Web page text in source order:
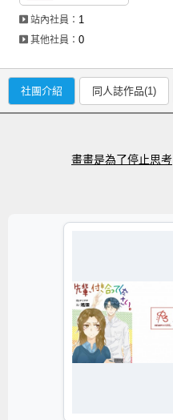
站內社員： 1
其他社員：0
社團介紹 同人誌作品(1)
畫畫是為了停止思考